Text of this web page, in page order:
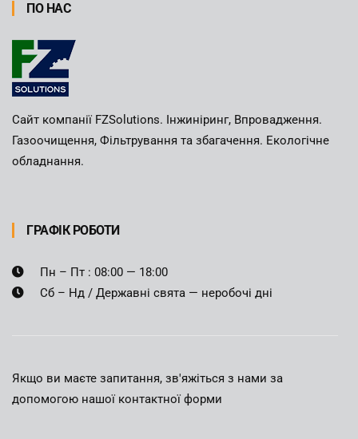
ПО НАС
Сайт компанії FZSolutions. Інжиніринг, Впровадження.
Газоочищення, Фільтрування та збагачення. Екологічне
обладнання.
ГРАФІК РОБОТИ
Пн – Пт : 08:00 — 18:00
Сб – Нд / Державні свята — неробочі дні
Якщо ви маєте запитання, зв'яжіться з нами за
допомогою нашої контактної форми